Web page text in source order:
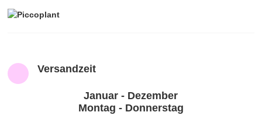
Versandzeit
Januar - Dezember
Montag - Donnerstag